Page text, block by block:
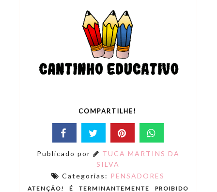
COMPARTILHE!
Publicado por
TUCA MARTINS DA
SILVA
Categorias: PENSADORES
ATENÇÃO! É TERMINANTEMENTE PROIBIDO